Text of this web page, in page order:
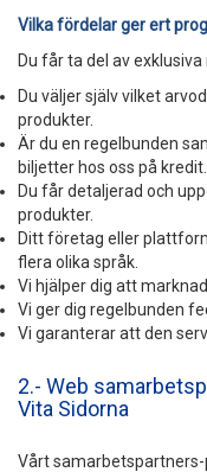
Vilka fördelar ger ert
Du får ta del av
Du väljer själv vilket
produkter.
Är du en regelbunden
biljetter hos oss på kredit.
Du får detaljerad och
produkter.
Ditt företag eller
flera olika språk.
Vi hjälper dig att
Vi ger dig regelbunden
Vi garanterar att den
2.- Web
Vita Sidorna
Vårt